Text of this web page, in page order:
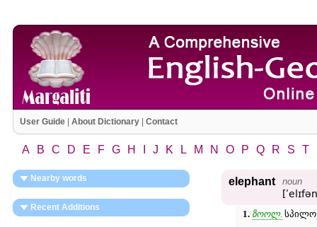
User Guide| About Dictionary| Contact
A B C D E F G H J K L M N O P Q R S T
Nearby words
Recent Additions
elephant noun
1. ზოოლ. სპილო